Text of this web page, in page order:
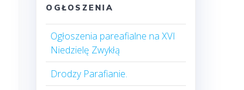
OGŁOSZENIA
Ogłoszenia pareafialne na XVI
Niedzielę Zwykłą
Drodzy Parafianie.